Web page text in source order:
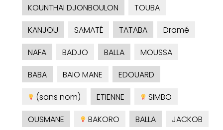
KOUNTHAI DJONBOULON
TOUBA
KANJOU
SAMATÉ TATABA
Dramé
NAFA
BADJO BALLA
MOUSSA
BABA
BAIO MANE
EDOUARD
(sans nom)
ETIENNE
SIMBO
OUSMANE
BAKORO BALLA
JACKOB